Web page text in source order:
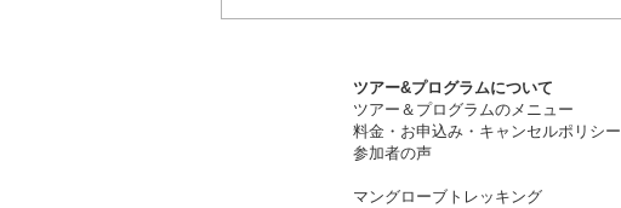
ツアー&プログラムについて
ツアー＆プログラムのメニュー
料金・お申込み・キャンセルポリシー
​参加者の声
マングローブトレッキング